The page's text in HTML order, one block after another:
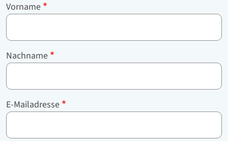
Vorname
Nachname
E-Mailadresse